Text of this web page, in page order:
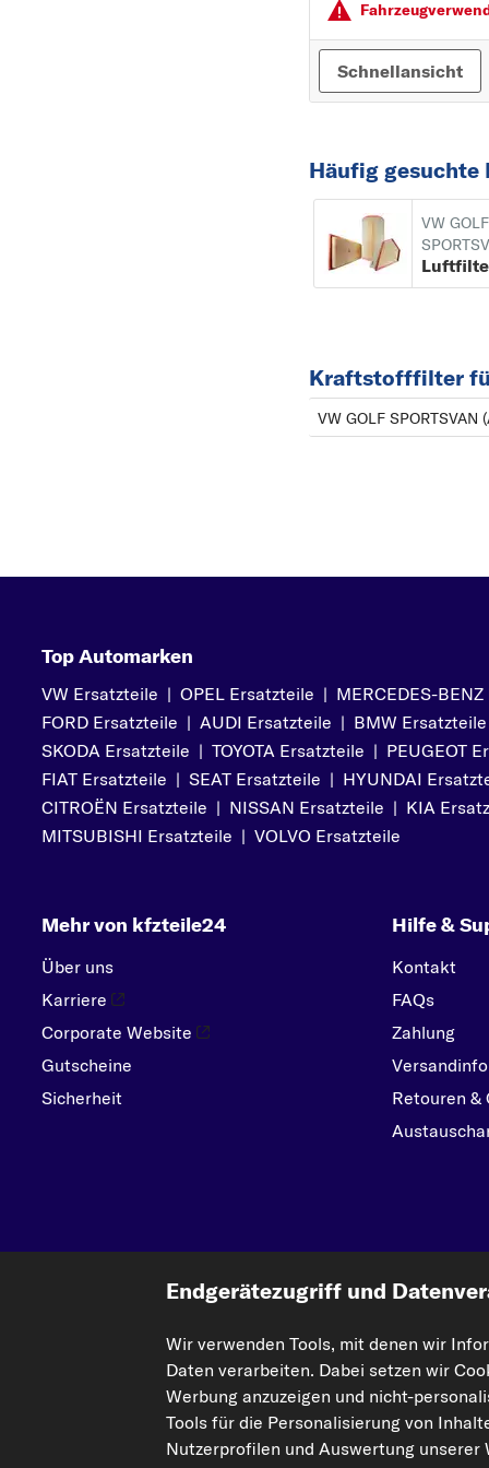
Schnellansicht
Häufig gesuchte
VW GOLF
Kraftstofffilter
VW GOLF SPORTSVAN
Top Automarken
VW Ersatzteile | OPEL Ersatzteile | MERCEDES-
FORD Ersatzteile | AUDI Ersatzteile | BMW Ersatzteile
SKODA Ersatzteile | TOYOTA Ersatzteile | PEUGEOT
FIAT Ersatzteile | SEAT Ersatzteile | HYUNDAI
CITROËN Ersatzteile | NISSAN Ersatzteile | KIA
MITSUBISHI Ersatzteile | VOLVO Ersatzteile
Mehr von kfzteile24
Über uns
Karriere
Corporate Website
Gutscheine
Sicherheit
Hilfe &
Kontakt
FAQs
Zahlung
Versandinfo
Retouren &
Die hier dargestellten Daten, insbesondere die gesamte Datenbank, dürfen
Einbeziehung Dritter in solche Aktivitäten ist streng verboten. Jegliche
Vertrag widerrufen
Endgerätezugriff und
Wir verwenden Tools, mit denen wir
Daten verarbeiten. Dabei setzen wir
Werbung anzuzeigen und nicht-
Tools für die Personalisierung von
Nutzerprofilen und Auswertung